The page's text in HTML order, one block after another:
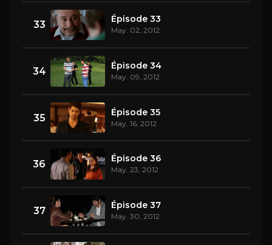
33 Épisode 33
May. 02, 2012
34 Épisode 34
May. 09, 2012
35 Épisode 35
May. 16, 2012
36 Épisode 36
May. 23, 2012
37 Épisode 37
May. 30, 2012